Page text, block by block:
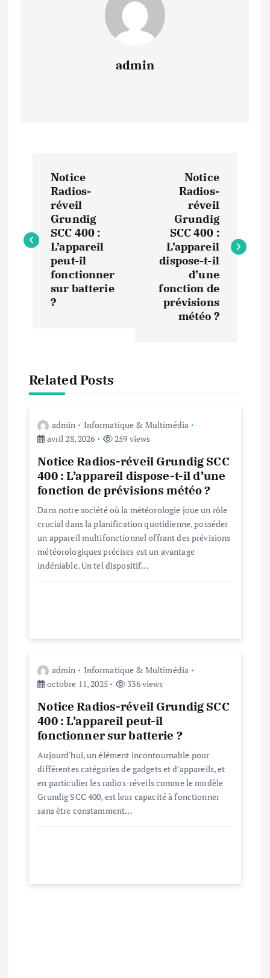
admin
v
i
o
Notice
Radios-
réveil
Grundig
SCC 400 :
L’appareil
peut-il
fonctionner
sur batterie
?
Notice
Radios-
réveil
Grundig
SCC 400 :
L’appareil
dispose-t-il
d’une
fonction de
prévisions
météo ?
Related Posts
admin
Informatique & Multimédia
avril 28, 2026
259 views
Notice Radios-réveil Grundig SCC
400 : L’appareil dispose-t-il d’une
fonction de prévisions météo ?
Dans notre société où la météorologie joue un rôle
crucial dans la planification quotidienne, posséder
un appareil multifonctionnel offrant des prévisions
météorologiques précises est un avantage
indéniable. Un tel dispositif…
admin
Informatique & Multimédia
octobre 11, 2025
336 views
Notice Radios-réveil Grundig SCC
400 : L’appareil peut-il
fonctionner sur batterie ?
Aujourd'hui, un élément incontournable pour
différentes catégories de gadgets et d'appareils, et
en particulier les radios-réveils comme le modèle
Grundig SCC 400, est leur capacité à fonctionner
sans être constamment…